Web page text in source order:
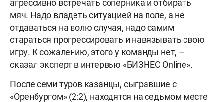
агрессивно встречать соперника и отбирать
мяч. Надо владеть ситуацией на поле, а не
отдаваться на волю случая, надо самим
стараться прогрессировать и навязывать свою
игру. К сожалению, этого у команды нет, –
сказал эксперт в интервью «БИЗНЕС Online».
После семи туров казанцы, сыгравшие с
«Оренбургом» (2:2), находятся на седьмом месте